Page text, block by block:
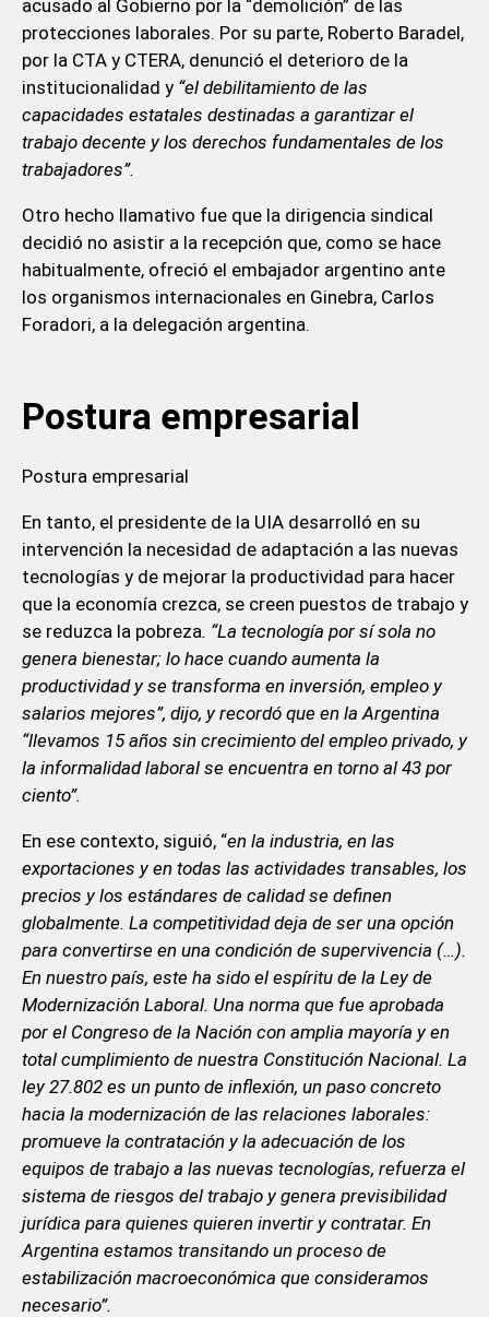
acusado al Gobierno por la “demolición” de las
protecciones laborales. Por su parte, Roberto Baradel,
por la CTA y CTERA, denunció el deterioro de la
institucionalidad y “el debilitamiento de las
capacidades estatales destinadas a garantizar el
trabajo decente y los derechos fundamentales de los
trabajadores”.
Otro hecho llamativo fue que la dirigencia sindical
decidió no asistir a la recepción que, como se hace
habitualmente, ofreció el embajador argentino ante
los organismos internacionales en Ginebra, Carlos
Foradori, a la delegación argentina.
Postura empresarial
Postura empresarial
En tanto, el presidente de la UIA desarrolló en su
intervención la necesidad de adaptación a las nuevas
tecnologías y de mejorar la productividad para hacer
que la economía crezca, se creen puestos de trabajo y
se reduzca la pobreza. “La tecnología por sí sola no
genera bienestar; lo hace cuando aumenta la
productividad y se transforma en inversión, empleo y
salarios mejores”, dijo, y recordó que en la Argentina
“llevamos 15 años sin crecimiento del empleo privado, y
la informalidad laboral se encuentra en torno al 43 por
ciento”.
En ese contexto, siguió, “en la industria, en las
exportaciones y en todas las actividades transables, los
precios y los estándares de calidad se definen
globalmente. La competitividad deja de ser una opción
para convertirse en una condición de supervivencia (…).
En nuestro país, este ha sido el espíritu de la Ley de
Modernización Laboral. Una norma que fue aprobada
por el Congreso de la Nación con amplia mayoría y en
total cumplimiento de nuestra Constitución Nacional. La
ley 27.802 es un punto de inflexión, un paso concreto
hacia la modernización de las relaciones laborales:
promueve la contratación y la adecuación de los
equipos de trabajo a las nuevas tecnologías, refuerza el
sistema de riesgos del trabajo y genera previsibilidad
jurídica para quienes quieren invertir y contratar. En
Argentina estamos transitando un proceso de
estabilización macroeconómica que consideramos
necesario”.